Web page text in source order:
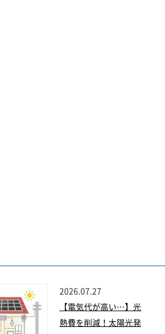
2026.07.27
【電気代が高い…】光
熱費を削減！太陽光発